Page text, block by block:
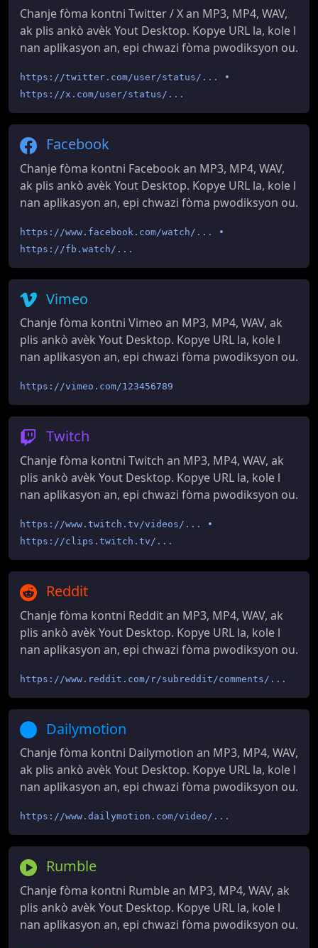
Chanje fòma kontni Twitter / X an MP3, MP4, WAV,
ak plis ankò avèk Yout Desktop. Kopye URL la, kole l
nan aplikasyon an, epi chwazi fòma pwodiksyon ou.
https://twitter.com/user/status/... •
https://x.com/user/status/...
Facebook
Chanje fòma kontni Facebook an MP3, MP4, WAV,
ak plis ankò avèk Yout Desktop. Kopye URL la, kole l
nan aplikasyon an, epi chwazi fòma pwodiksyon ou.
https://www.facebook.com/watch/... •
https://fb.watch/...
Vimeo
Chanje fòma kontni Vimeo an MP3, MP4, WAV, ak
plis ankò avèk Yout Desktop. Kopye URL la, kole l
nan aplikasyon an, epi chwazi fòma pwodiksyon ou.
https://vimeo.com/123456789
Twitch
Chanje fòma kontni Twitch an MP3, MP4, WAV, ak
plis ankò avèk Yout Desktop. Kopye URL la, kole l
nan aplikasyon an, epi chwazi fòma pwodiksyon ou.
https://www.twitch.tv/videos/... •
https://clips.twitch.tv/...
Reddit
Chanje fòma kontni Reddit an MP3, MP4, WAV, ak
plis ankò avèk Yout Desktop. Kopye URL la, kole l
nan aplikasyon an, epi chwazi fòma pwodiksyon ou.
https://www.reddit.com/r/subreddit/comments/...
Dailymotion
Chanje fòma kontni Dailymotion an MP3, MP4, WAV,
ak plis ankò avèk Yout Desktop. Kopye URL la, kole l
nan aplikasyon an, epi chwazi fòma pwodiksyon ou.
https://www.dailymotion.com/video/...
Rumble
Chanje fòma kontni Rumble an MP3, MP4, WAV, ak
plis ankò avèk Yout Desktop. Kopye URL la, kole l
nan aplikasyon an, epi chwazi fòma pwodiksyon ou.